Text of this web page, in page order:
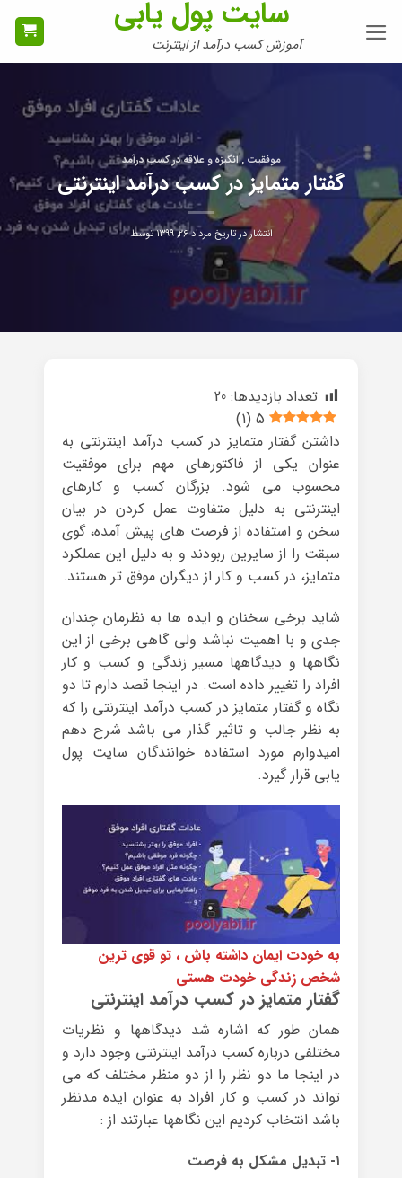
سایت پول یابی
آموزش کسب درآمد از اینترنت
موفقیت , انگیزه و علاقه در کسب درآمد
گفتار متمایز در کسب درآمد اینترنتی
انتشار در تاریخ مرداد ۲۶, ۱۳۹۹ توسط
تعداد بازدیدها: 20
5
(
1
)
داشتن گفتار متمایز در کسب درآمد اینترنتی به
عنوان یکی از فاکتورهای مهم برای موفقیت
محسوب می شود. بزرگان کسب و کارهای
اینترنتی به دلیل متفاوت عمل کردن در بیان
سخن و استفاده از فرصت های پیش آمده، گوی
سبقت را از سایرین ربودند و به دلیل این عملکرد
متمایز، در کسب و کار از دیگران موفق تر هستند.
شاید برخی سخنان و ایده ها به نظرمان چندان
جدی و با اهمیت نباشد ولی گاهی برخی از این
نگاهها و دیدگاهها مسیر زندگی و کسب و کار
افراد را تغییر داده است. در اینجا قصد دارم تا دو
نگاه و گفتار متمایز در کسب درآمد اینترنتی را که
به نظر جالب و تاثیر گذار می باشد شرح دهم
امیدوارم مورد استفاده خوانندگان سایت پول
یابی قرار گیرد.
به خودت ایمان داشته باش ، تو قوی ترین
شخص زندگی خودت هستی
گفتار متمایز در کسب درآمد اینترنتی
همان طور که اشاره شد دیدگاهها و نظریات
مختلفی درباره کسب درآمد اینترنتی وجود دارد و
در اینجا ما دو نظر را از دو منظر مختلف که می
تواند در کسب و کار افراد به عنوان ایده مدنظر
باشد انتخاب کردیم این نگاهها عبارتند از :
۱- تبدیل مشکل به فرصت